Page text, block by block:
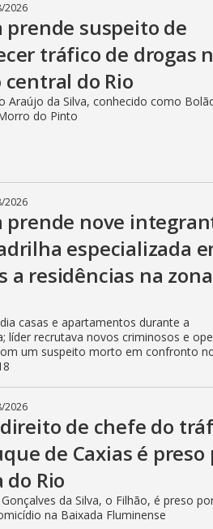
2026
prende suspeito de
tráfico de drogas
central do Rio
Araújo da Silva, conhecido como
do Pinto
2026
prende nove
especializada
a residências na
casas e apartamentos durante a
líder recrutava novos criminosos e
um suspeito morto em confronto
2026
de chefe do
de Caxias é preso
do Rio
da Silva, o Filhão, é preso
na Baixada Fluminense